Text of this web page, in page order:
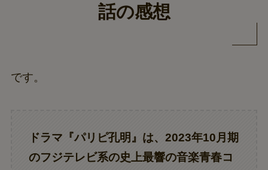
話の感想
です。
ドラマ『パリピ孔明』は、2023年10月期
のフジテレビ系の史上最響の音楽青春コ